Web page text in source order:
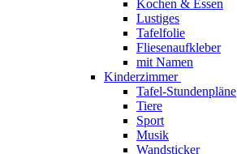
Kochen & Essen
Lustiges
Tafelfolie
Fliesenaufkleber
mit Namen
Kinderzimmer
Tafel-Stundenpläne
Tiere
Sport
Musik
Wandsticker